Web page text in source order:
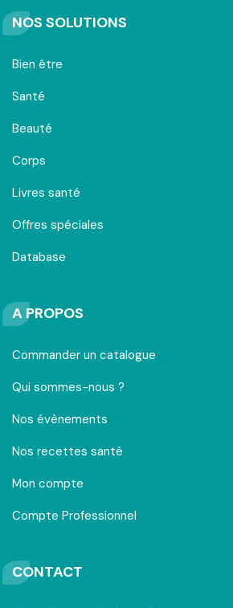
NOS SOLUTIONS
Bien être
Santé
Beauté
Corps
Livres santé
Offres spéciales
Database
A PROPOS
Commander un catalogue
Qui sommes-nous ?
Nos évènements
Nos recettes santé
Mon compte
Compte Professionnel
CONTACT